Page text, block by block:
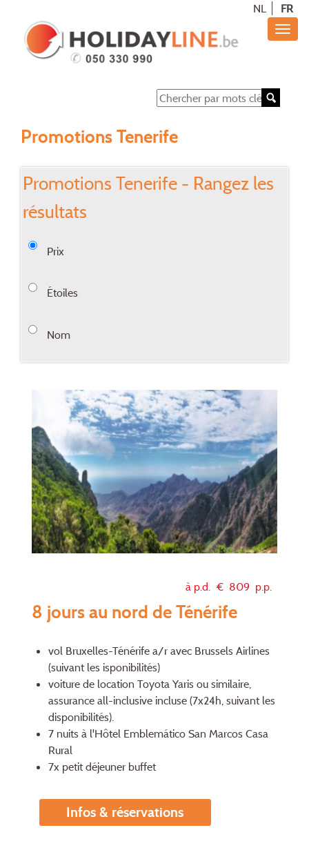
NL FR
Promotions Tenerife
Promotions Tenerife - Rangez les
résultats
Prix
Étoiles
Nom
à p.d. € 809 p.p.
8 jours au nord de Ténérife
vol Bruxelles-Ténérife a/r avec Brussels Airlines
(suivant les isponibilités)
voiture de location Toyota Yaris ou similaire,
assurance all-inclusive incluse (7x24h, suivant les
disponibilités).
7 nuits à l'Hôtel Emblemático San Marcos Casa
Rural
7x petit déjeuner buffet
Infos & réservations